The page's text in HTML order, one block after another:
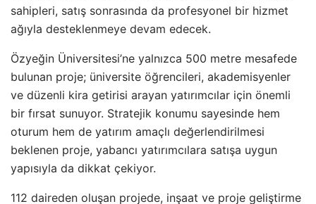
sahipleri, satış sonrasında da profesyonel bir hizmet
ağıyla desteklenmeye devam edecek.
Özyeğin Üniversitesi’ne yalnızca 500 metre mesafede
bulunan proje; üniversite öğrencileri, akademisyenler
ve düzenli kira getirisi arayan yatırımcılar için önemli
bir fırsat sunuyor. Stratejik konumu sayesinde hem
oturum hem de yatırım amaçlı değerlendirilmesi
beklenen proje, yabancı yatırımcılara satışa uygun
yapısıyla da dikkat çekiyor.
112 daireden oluşan projede, inşaat ve proje geliştirme